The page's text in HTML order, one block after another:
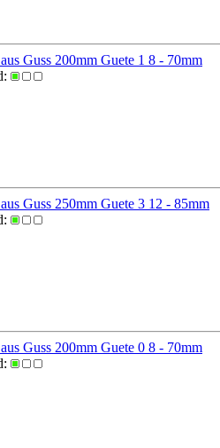
Guss 200mm Guete 1 8 - 70mm
Guss 250mm Guete 3 12 - 85mm
Guss 200mm Guete 0 8 - 70mm